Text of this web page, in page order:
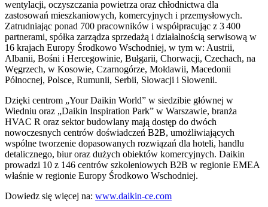
wentylacji, oczyszczania powietrza oraz chłodnictwa dla
zastosowań mieszkaniowych, komercyjnych i przemysłowych.
Zatrudniając ponad 700 pracowników i współpracując z 3 400
partnerami, spółka zarządza sprzedażą i działalnością serwisową w
16 krajach Europy Środkowo Wschodniej, w tym w: Austrii,
Albanii, Bośni i Hercegowinie, Bułgarii, Chorwacji, Czechach, na
Węgrzech, w Kosowie, Czarnogórze, Mołdawii, Macedonii
Północnej, Polsce, Rumunii, Serbii, Słowacji i Słowenii.
Dzięki centrom „Your Daikin World” w siedzibie głównej w
Wiedniu oraz „Daikin Inspiration Park” w Warszawie, branża
HVAC R oraz sektor budowlany mają dostęp do dwóch
nowoczesnych centrów doświadczeń B2B, umożliwiających
wspólne tworzenie dopasowanych rozwiązań dla hoteli, handlu
detalicznego, biur oraz dużych obiektów komercyjnych. Daikin
prowadzi 10 z 146 centrów szkoleniowych B2B w regionie EMEA
właśnie w regionie Europy Środkowo Wschodniej.
Dowiedz się więcej na: www.daikin-ce.com